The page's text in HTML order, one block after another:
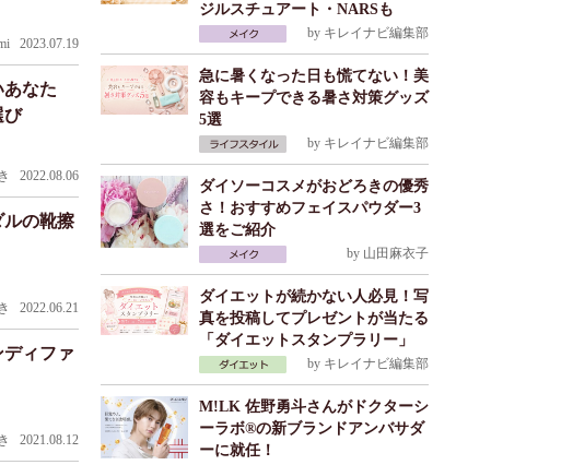
2023.07.19
あなた
び
2022.08.06
ルの靴擦
2022.06.21
ィファ
2021.08.12
ジルスチュアート・NARSも
by キレイナビ編集部
急に暑くなった日も慌てない！美
容もキープできる暑さ対策グッズ
5選
by キレイナビ編集部
ダイソーコスメがおどろきの優秀
さ！おすすめフェイスパウダー3
選をご紹介
by 山田麻衣子
ダイエットが続かない人必見！写
真を投稿してプレゼントが当たる
「ダイエットスタンプラリー」
by キレイナビ編集部
M!LK 佐野勇斗さんがドクターシ
ーラボ®の新ブランドアンバサダ
ーに就任！